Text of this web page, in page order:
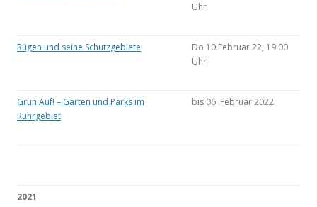
Uhr
Rügen und seine Schutzgebiete
Do 10.Februar 22, 19.00
Uhr
Grün Auf! – Gärten und Parks im
Ruhrgebiet
bis 06. Februar 2022
2021